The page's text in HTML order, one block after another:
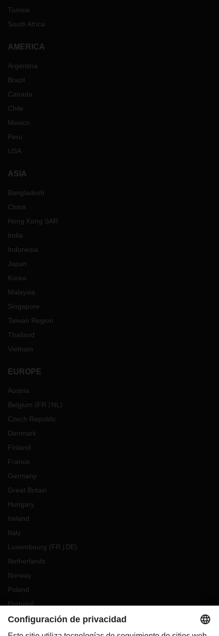
Tunisia
South Africa
AMERICA
Argentina
Brazil
Canada
Chile
Mexico
Peru
USA
ASIA
Bangladesh
China
Hong Kong SAR
India
Indonesia
Japan
Korea
Malaysia
Singapore
Taiwan Region
Thailand
Vietnam
EUROPE
Austria
Belgium (FR NL )
Czech Republic
Denmark
Finland
France
Germany
Great Britain
Hungary
Ireland
Italy
Luxembourg (FR DE)
Netherlands
Norway
Poland
Portugal
Romania
Slovakia